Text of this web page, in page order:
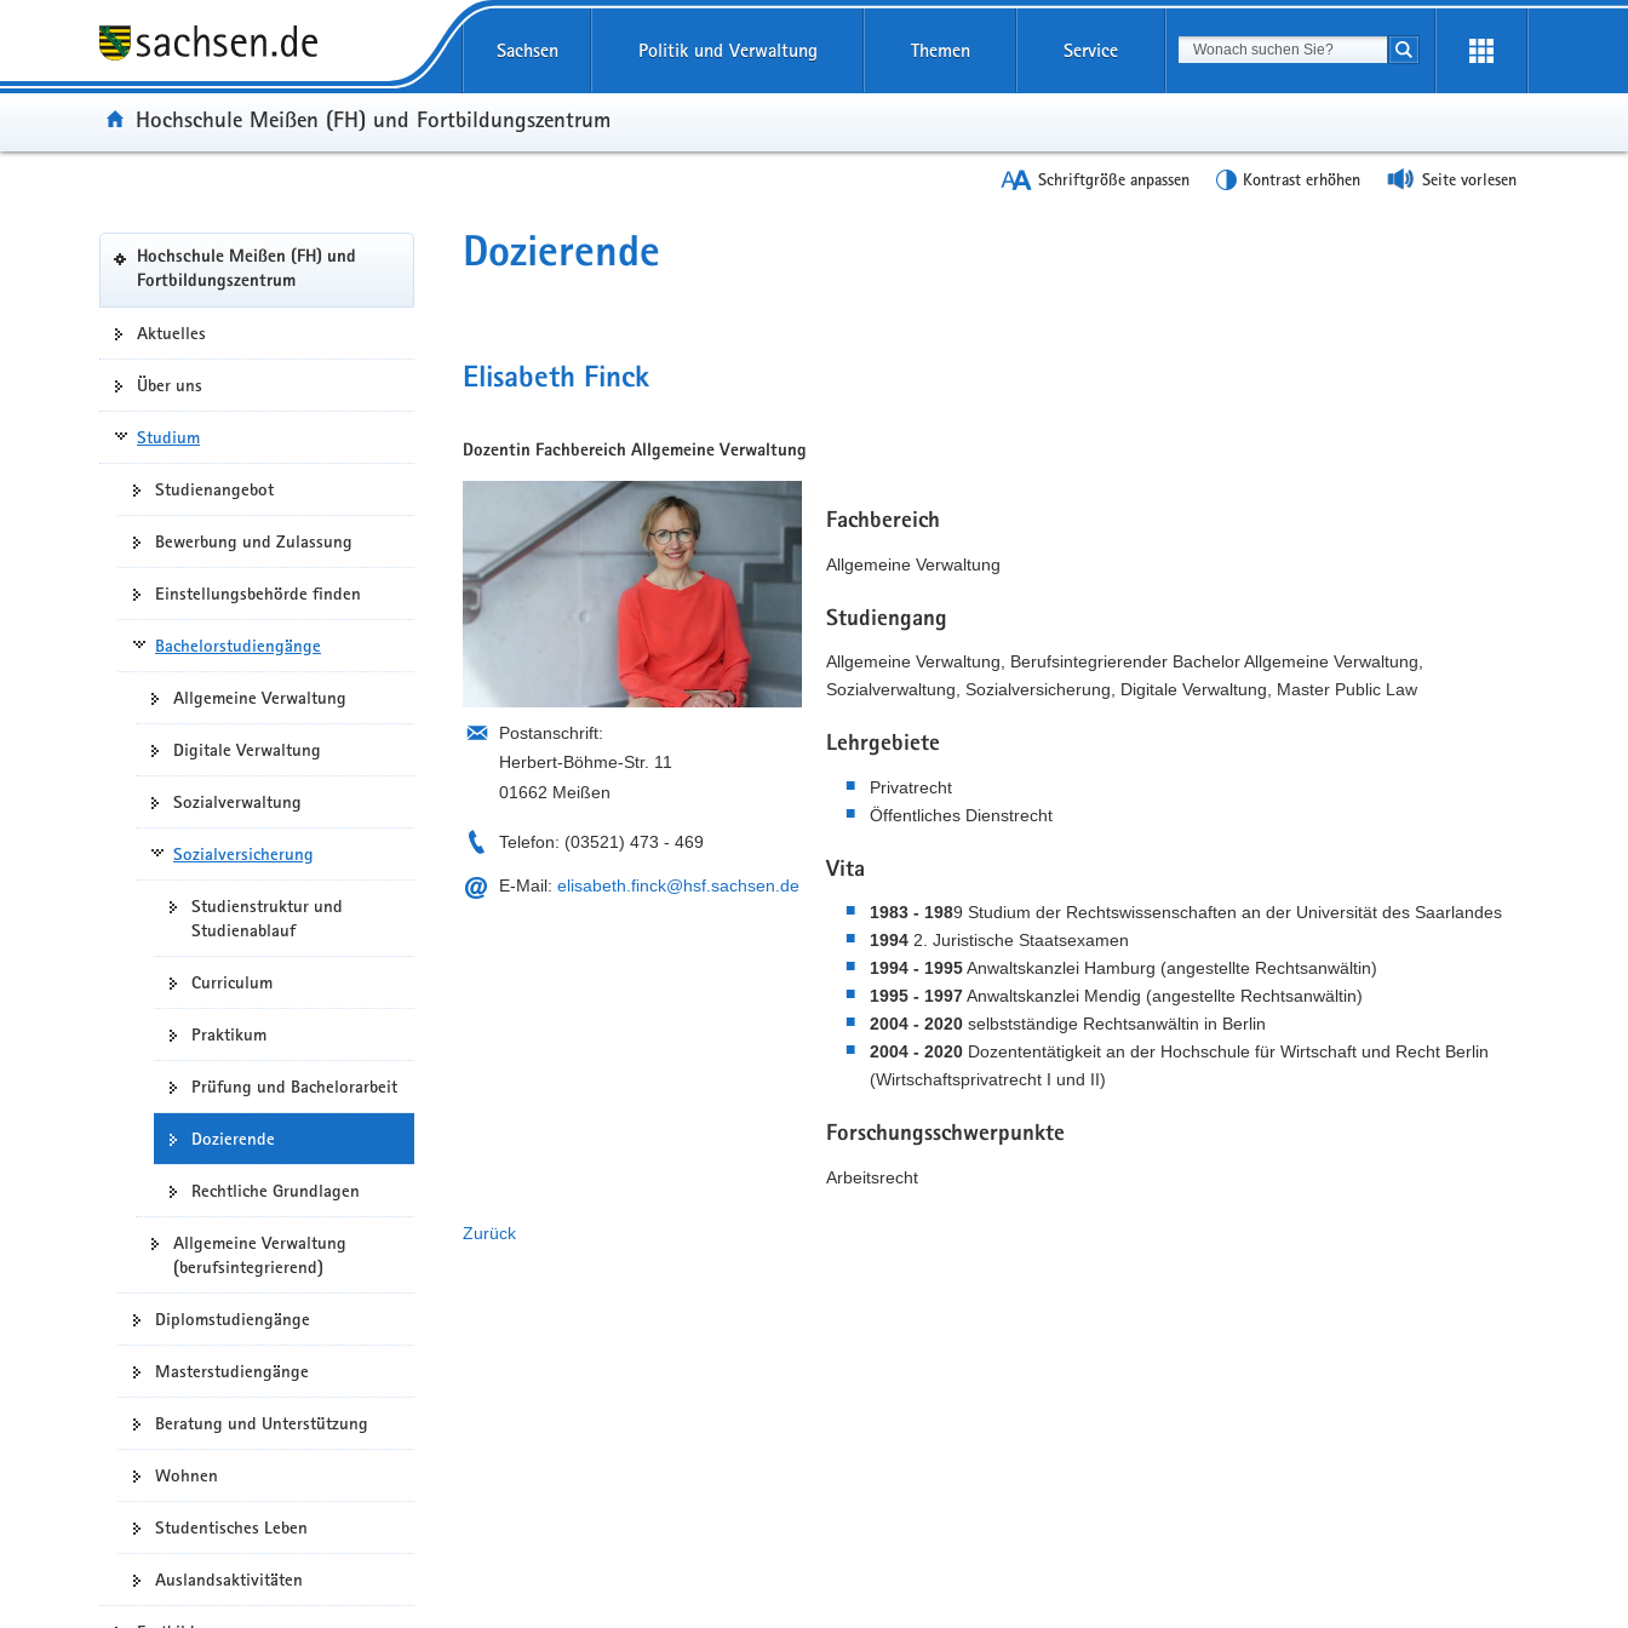
Sachsen Politik und Verwaltung Themen Service Suchbegriff
Suche starten
Portal:
Hochschule Meißen (FH) und Fortbildungszentrum
Schriftgröße anpassen Kontrast erhöhen Seite vorlesen
Portalnavigation
Hochschule Meißen (FH) und
Fortbildungszentrum(in
eigenes
Aktuelles
Über uns
Studium
Studienangebot
Bewerbung und Zulassung
Einstellungsbehörde finden
Bachelorstudiengänge
Allgemeine Verwaltung
Digitale Verwaltung
Sozialverwaltung
Sozialversicherung
Studienstruktur und
Studienablauf
Curriculum
Praktikum
Prüfung und Bachelorarbeit
Dozierende
Rechtliche Grundlagen
Allgemeine Verwaltung
(berufsintegrierend)
Diplomstudiengänge
Masterstudiengänge
Beratung und Unterstützung
Wohnen
Studentisches Leben
Auslandsaktivitäten
Dozierende
Elisabeth Finck
Dozentin Fachbereich Allgemeine Verwaltung
Postanschrift:
Herbert-Böhme-Str. 11
01662 Meißen
Telefon: (03521) 473 - 469
E-Mail: elisabeth.finck@hsf.sachsen.de
Fachbereich
Allgemeine Verwaltung
Studiengang
Allgemeine Verwaltung, Berufsintegrierender Bachelor Allgemeine Verwaltung,
Sozialverwaltung, Sozialversicherung, Digitale Verwaltung, Master Public Law
Lehrgebiete
Privatrecht
Öffentliches Dienstrecht
Vita
1983 - 1989 Studium der Rechtswissenschaften an der Universität des Saarlandes
19942. Juristische Staatsexamen
1994 - 1995Anwaltskanzlei Hamburg (angestellte Rechtsanwältin)
1995 - 1997Anwaltskanzlei Mendig (angestellte Rechtsanwältin)
2004 - 2020selbstständige Rechtsanwältin in Berlin
2004 - 2020Dozententätigkeit an der Hochschule für Wirtschaft und Recht Berlin
(Wirtschaftsprivatrecht I und II)
Forschungsschwerpunkte
Arbeitsrecht
Zurück